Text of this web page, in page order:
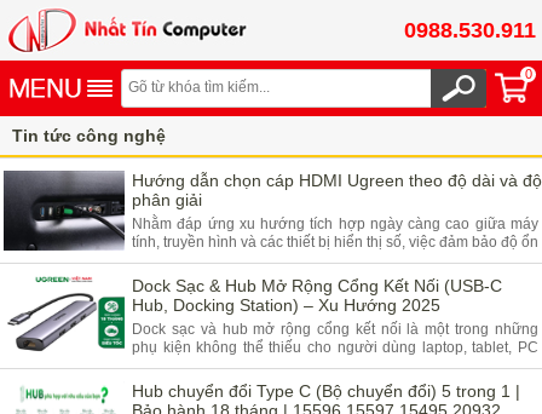
0988.530.911
0
Tin tức công nghệ
Hướng dẫn chọn cáp HDMI Ugreen theo độ dài và độ
phân giải
Nhằm đáp ứng xu hướng tích hợp ngày càng cao giữa máy
tính, truyền hình và các thiết bị hiển thị số, việc đảm bảo độ ổn
định cũng như chất lượng truyền tải tín hiệu hình ảnh và âm
thanh đã trở thành một tiêu chuẩn thiết yếu. Lựa chọn cáp
HDMI chuẩn xác là yếu tố then chốt giúp tối ưu hóa hiệu suất
hiển thị và đáp ứng đúng thông số kỹ thuật mong muốn. Bài
viết này sẽ phân tích các tiêu chí kỹ thuật cốt lõi, bao gồm
chiều dài dây truyền dẫn và độ phân giải hỗ trợ, nhằm hỗ trợ
người dùng đưa ra quy
Dock Sạc & Hub Mở Rộng Cổng Kết Nối (USB-C
Hub, Docking Station) – Xu Hướng 2025
Dock sạc và hub mở rộng cổng kết nối là một trong những
phụ kiện không thể thiếu cho người dùng laptop, tablet, PC
trong năm 2025. Với xu hướng các thiết bị di động ngày càng
mỏng nhẹ, số lượng cổng kết nối bị hạn chế, hub mở rộng trở
thành một giải pháp tiện lợi giúp kết nối nhiều thiết bị cùng
Hub chuyển đổi Type C (Bộ chuyển đổi) 5 trong 1 |